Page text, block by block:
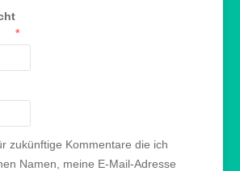
*
zukünftige Kommentare die ich
Namen, meine E-Mail-Adresse